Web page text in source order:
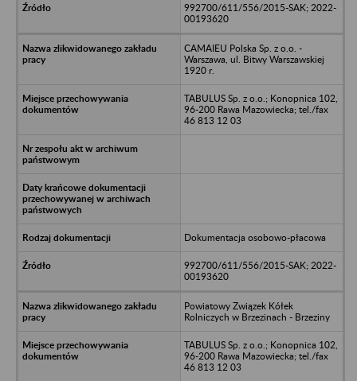
992700/611/556/2015-SAK; 2022-
00193620
CAMAIEU Polska Sp. z o.o. -
Warszawa, ul. Bitwy Warszawskiej
1920 r.
TABULUS Sp. z o.o.; Konopnica 102,
96-200 Rawa Mazowiecka; tel./fax
46 813 12 03
Dokumentacja osobowo-płacowa
992700/611/556/2015-SAK; 2022-
00193620
Powiatowy Związek Kółek
Rolniczych w Brzezinach - Brzeziny
TABULUS Sp. z o.o.; Konopnica 102,
96-200 Rawa Mazowiecka; tel./fax
46 813 12 03